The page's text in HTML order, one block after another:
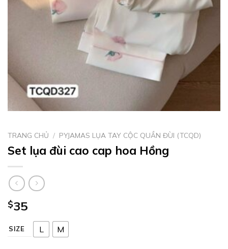
TRANG CHỦ / PYJAMAS LỤA TAY CỘC QUẦN ĐÙI (TCQD)
Set lụa đùi cao cap hoa Hồng
$35
SIZE L M